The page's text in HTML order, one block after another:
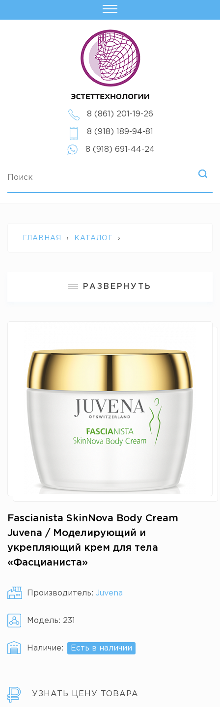
8 (861) 201-19-26
8 (918) 189-94-81
8 (918) 691-44-24
ГЛАВНАЯ › КАТАЛОГ ›
УКРЕПЛЯЮЩИЙ КРЕМ ДЛЯ ТЕЛА
РАЗВЕРНУТЬ
Fascianista SkinNova Body Cream
Juvena / Моделирующий и
укрепляющий крем для тела
«Фасцианиста»
Производитель: Juvena
Модель: 231
Наличие: Есть в наличии
УЗНАТЬ ЦЕНУ ТОВАРА